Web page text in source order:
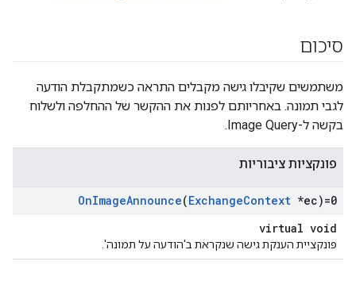
סיכום
משתמשים שקיבלו גישה מקבלים התראה כשמתקבלת הודעה
לגבי תמונה. באחריותם לפנות את ההקשר של ההחלפה ולשלוח
בקשה ל-Image Query.
פונקציות ציבוריות
OnImageAnnounce(ExchangeContext *ec)=0
virtual void
פונקציית הענקת גישה שנקראת ב'הודעה על תמונה'.